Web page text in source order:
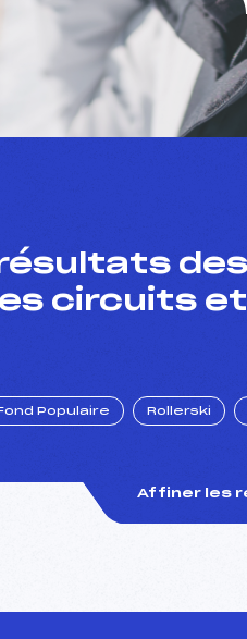
circuits
Populaire Rollerski
Affiner les